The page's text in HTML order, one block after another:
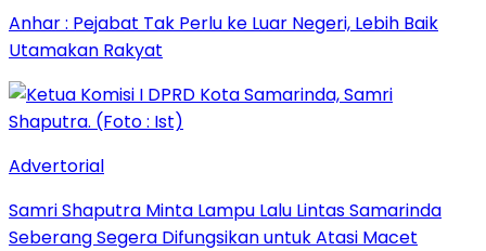
Anhar : Pejabat Tak Perlu ke Luar Negeri, Lebih Baik
Utamakan Rakyat
Advertorial
Samri Shaputra Minta Lampu Lalu Lintas Samarinda
Seberang Segera Difungsikan untuk Atasi Macet